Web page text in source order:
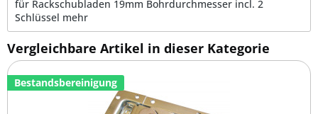
für Rackschubladen 19mm Bohrdurchmesser incl. 2
Schlüssel mehr
Vergleichbare Artikel in dieser Kategorie
Bestandsbereinigung